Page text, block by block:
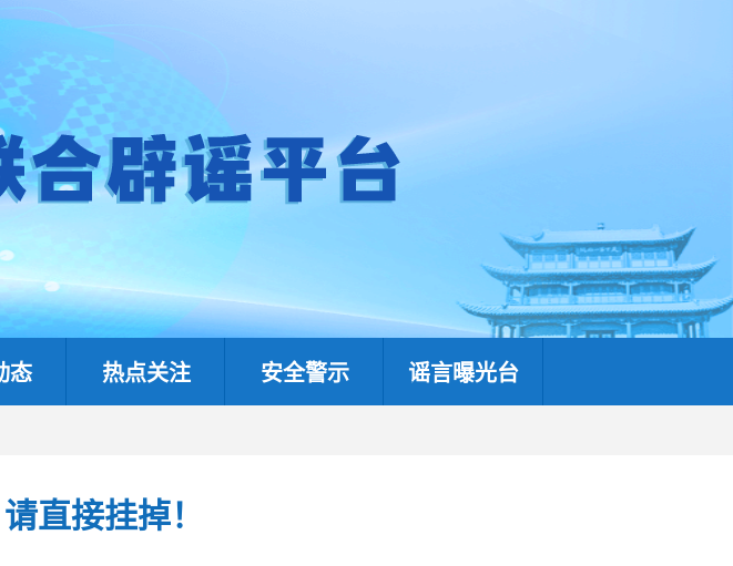
态 热点关注 安全警示 谣言曝光台
直接挂掉！